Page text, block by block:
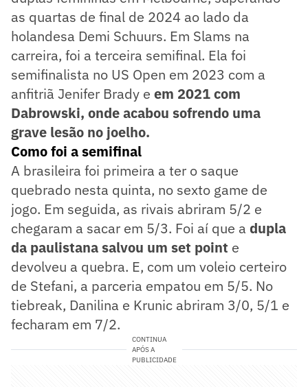
as quartas de final de 2024 ao lado da
holandesa Demi Schuurs. Em Slams na
carreira, foi a terceira semifinal. Ela foi
semifinalista no US Open em 2023 com a
anfitriã Jenifer Brady e em 2021 com
Dabrowski, onde acabou sofrendo uma
grave lesão no joelho.
Como foi a semifinal
A brasileira foi primeira a ter o saque
quebrado nesta quinta, no sexto game de
jogo. Em seguida, as rivais abriram 5/2 e
chegaram a sacar em 5/3. Foi aí que a dupla
da paulistana salvou um set point e
devolveu a quebra. E, com um voleio certeiro
de Stefani, a parceria empatou em 5/5. No
tiebreak, Danilina e Krunic abriram 3/0, 5/1 e
fecharam em 7/2.
CONTINUA
APÓS A
PUBLICIDADE